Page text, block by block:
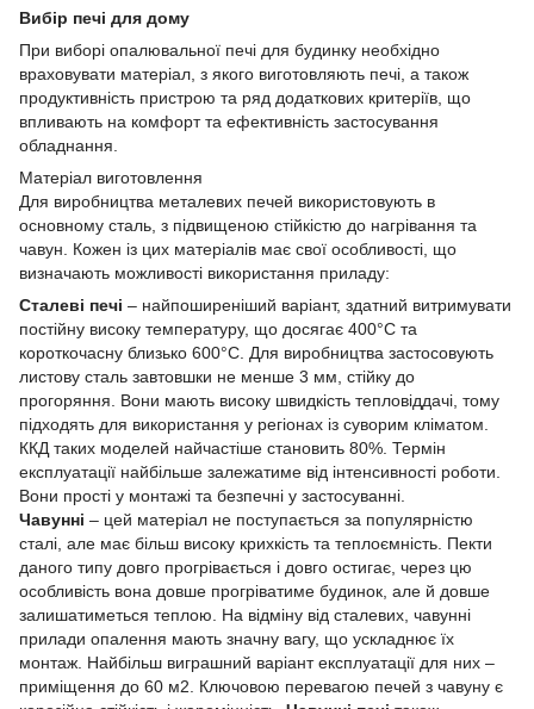
Вибір печі для дому
При виборі опалювальної печі для будинку необхідно
враховувати матеріал, з якого виготовляють печі, а також
продуктивність пристрою та ряд додаткових критеріїв, що
впливають на комфорт та ефективність застосування
обладнання.
Матеріал виготовлення
Для виробництва металевих печей використовують в
основному сталь, з підвищеною стійкістю до нагрівання та
чавун. Кожен із цих матеріалів має свої особливості, що
визначають можливості використання приладу:
Сталеві печі – найпоширеніший варіант, здатний витримувати
постійну високу температуру, що досягає 400°С та
короткочасну близько 600°С. Для виробництва застосовують
листову сталь завтовшки не менше 3 мм, стійку до
прогоряння. Вони мають високу швидкість тепловіддачі, тому
підходять для використання у регіонах із суворим кліматом.
ККД таких моделей найчастіше становить 80%. Термін
експлуатації найбільше залежатиме від інтенсивності роботи.
Вони прості у монтажі та безпечні у застосуванні.
Чавунні – цей матеріал не поступається за популярністю
сталі, але має більш високу крихкість та теплоємність. Пекти
даного типу довго прогрівається і довго остигає, через цю
особливість вона довше прогріватиме будинок, але й довше
залишатиметься теплою. На відміну від сталевих, чавунні
прилади опалення мають значну вагу, що ускладнює їх
монтаж. Найбільш виграшний варіант експлуатації для них –
приміщення до 60 м2. Ключовою перевагою печей з чавуну є